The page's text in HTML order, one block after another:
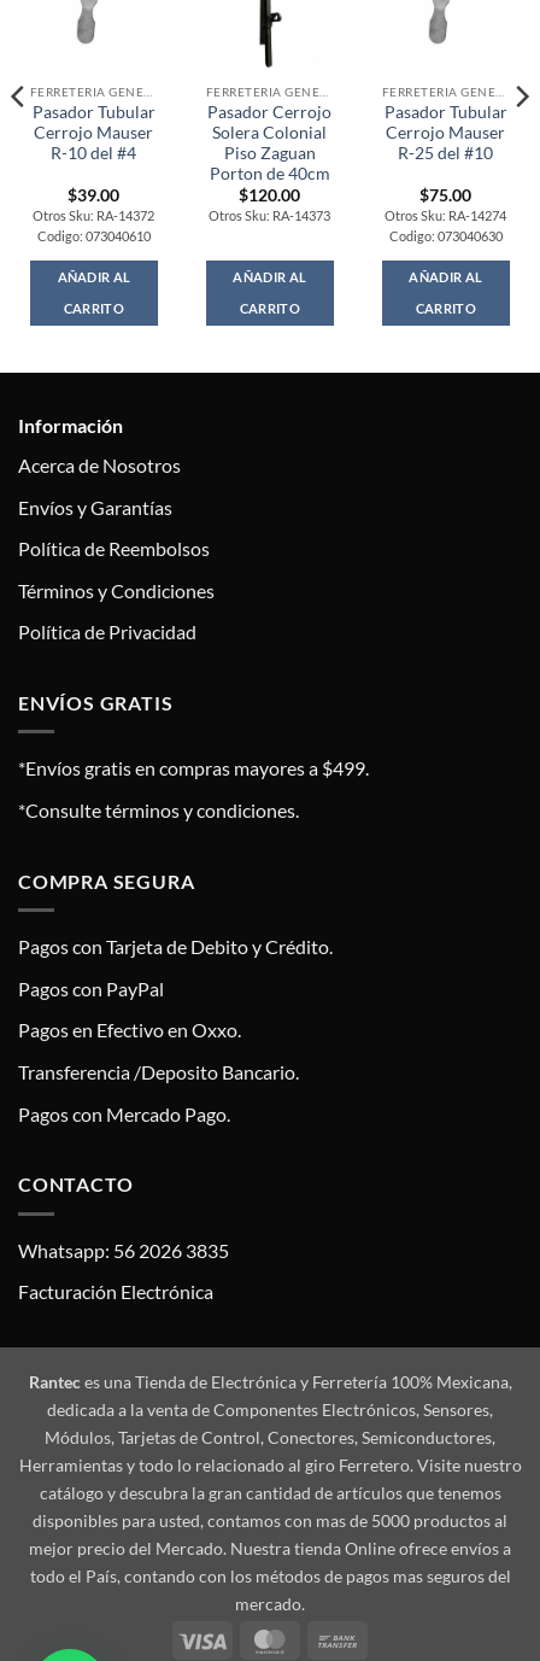
Pasador Tubular
Cerrojo Mauser
R-10 del #4
$39.00
Otros Sku: RA-14372
Codigo: 073040610
AÑADIR AL
CARRITO
Pasador Cerrojo
Solera Colonial
Piso Zaguan
Porton de 40cm
$120.00
Otros Sku: RA-14373
AÑADIR AL
CARRITO
Pasador Tubular
Cerrojo Mauser
R-25 del #10
$75.00
Otros Sku: RA-14274
Codigo: 073040630
AÑADIR AL
CARRITO
Información
Acerca de Nosotros
Envíos y Garantías
Política de Reembolsos
Términos y Condiciones
Política de Privacidad
ENVÍOS GRATIS
*Envíos gratis en compras mayores a $499.
*Consulte términos y condiciones.
COMPRA SEGURA
Pagos con Tarjeta de Debito y Crédito.
Pagos con PayPal
Pagos en Efectivo en Oxxo.
Transferencia /Deposito Bancario.
Pagos con Mercado Pago.
CONTACTO
Whatsapp: 56 2026 3835
Facturación Electrónica
Ranteces una Tienda de Electrónica y Ferretería 100% Mexicana,
dedicada a la venta de Componentes Electrónicos, Sensores,
Módulos, Tarjetas de Control, Conectores, Semiconductores,
Herramientas y todo lo relacionado al giro Ferretero. Visite nuestro
catálogo y descubra la gran cantidad de artículos que tenemos
disponibles para usted, contamos con mas de 5000 productos al
mejor precio del Mercado. Nuestra tienda Online ofrece envíos a
todo el País, contando con los métodos de pagos mas seguros del
mercado.
Visa
MasterCard